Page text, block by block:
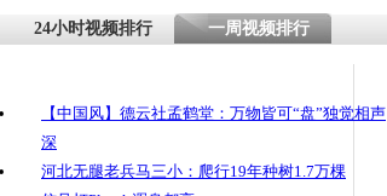
24小时视频排行 一周视频排行
【中国风】德云社孟鹤堂：万物皆可“盘”独觉相声
深
河北无腿老兵马三小：爬行19年种树1.7万棵